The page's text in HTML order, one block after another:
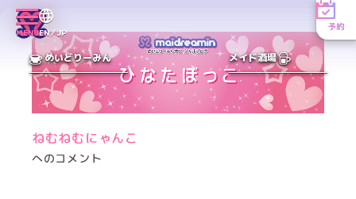
MENUEN／JP
予約
めいどりーみん メイド酒場
ねむねむにゃんこ
へのコメント